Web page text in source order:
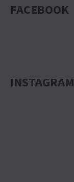
FACEBOOK
INSTAGRAM